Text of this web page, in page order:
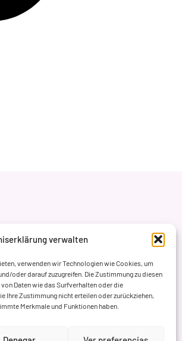
verwalten
verwenden wir Technologien wie Cookies, um
oder darauf zuzugreifen. Die Zustimmung zu diesen
Daten wie das Surfverhalten oder die
Ihre Zustimmung nicht erteilen oder zurückziehen,
Merkmale und Funktionen haben.